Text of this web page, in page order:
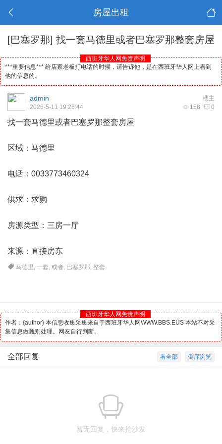
房屋出租
[巴塞罗那] 找一套马德里或者巴塞罗那整套房屋
西班牙华人网免责声明
***重要信息*** 给店家老板打电话的时候，请告诉他，是在西班牙华人网上看到
他的信息的。
楼主
admin
158 0
2026-5-11 19:28:44
找一套马德里或者巴塞罗那整套房屋
区域：马德里
电话：0033773460324
供求：求购
房源类型：三房一厅
来源：直接房东
马德里 ,一套,或者, 巴塞罗那,整套
西班牙华人网免责声明
作者：{author} 本信息收集采集来自于西班牙华人网WWW.BBS.EUS 本站不对采
集信息做甄别处理。网友自行判断。
倒序浏览
看全部
全部回复
暂无回复，快来抢沙发